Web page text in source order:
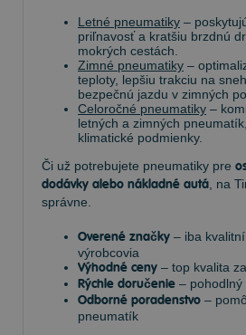
Letné pneumatiky –
priľnavosť a kratšiu brzdnú
mokrých cestách.
Zimné pneumatiky –
teploty, lepšiu trakciu na
bezpečnú jazdu v zimných
Celoročné pneumatiky –
letných a zimných
klimatické podmienky.
Či už potrebujete pneumatiky pre
dodávky alebo nákladné autá , na
správne.
Overené značky – iba
výrobcovia
Výhodné ceny – top kvalita
Rýchle doručenie – pohodlný
Odborné poradenstvo –
pneumatík